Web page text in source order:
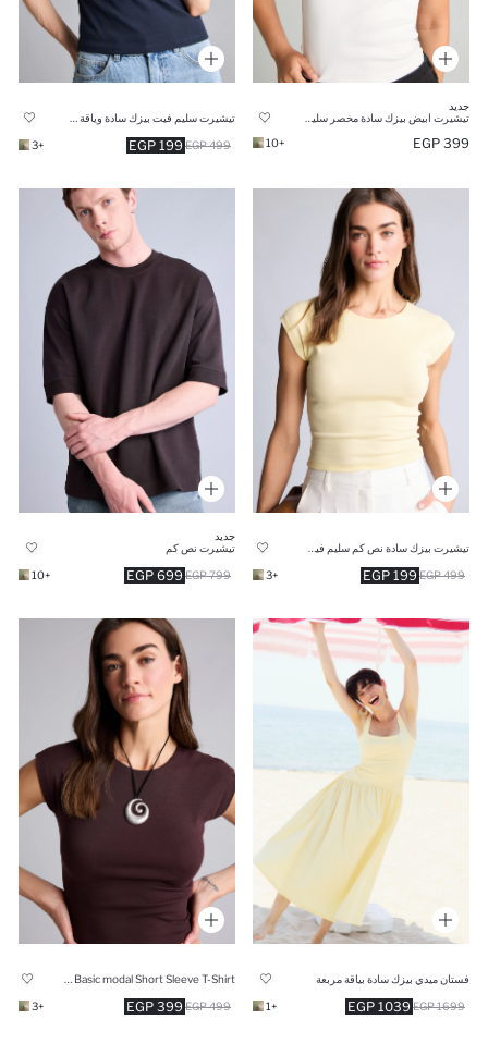
جديد
399 EGP
+10
199 EGP 499 EGP
+3
تيشيرت بيزك سادة نص كم سليم فيت وياقة مستدير
199 EGP 499 EGP
+3
جديد
تيشيرت نص كم
699 EGP 799 EGP
+10
فستان ميدي بيزك سادة بياقة مربعة
1039 EGP 1699 EGP
+1
399 EGP 499 EGP
+3